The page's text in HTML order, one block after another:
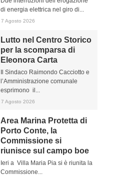
di energia elettrica nel giro di...
7 Agosto 2026
Lutto nel Centro Storico
per la scomparsa di
Eleonora Carta
Il Sindaco Raimondo Cacciotto e
l’Amministrazione comunale
esprimono il...
7 Agosto 2026
Area Marina Protetta di
Porto Conte, la
Commissione si
riunisce sul campo boe
Ieri a Villa Maria Pia si è riunita la
Commissione...